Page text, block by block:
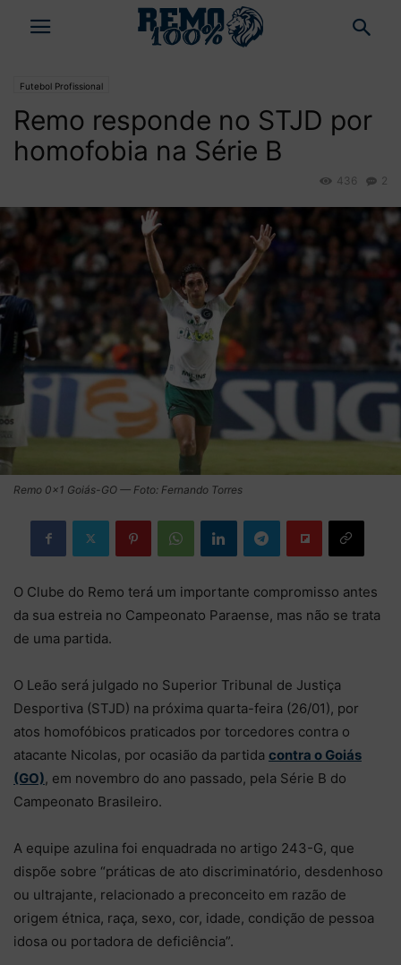
Futebol Profissional
Remo responde no STJD por
homofobia na Série B
2
436
Remo 0×1 Goiás-GO — Foto: Fernando Torres
O Clube do Remo terá um importante compromisso antes
da sua estreia no Campeonato Paraense, mas não se trata
de uma partida.
O Leão será julgado no Superior Tribunal de Justiça
Desportiva (STJD) na próxima quarta-feira (26/01), por
atos homofóbicos praticados por torcedores contra o
atacante Nicolas, por ocasião da partida contra o Goiás
(GO), em novembro do ano passado, pela Série B do
Campeonato Brasileiro.
A equipe azulina foi enquadrada no artigo 243-G, que
dispõe sobre “práticas de ato discriminatório, desdenhoso
ou ultrajante, relacionado a preconceito em razão de
origem étnica, raça, sexo, cor, idade, condição de pessoa
idosa ou portadora de deficiência”.